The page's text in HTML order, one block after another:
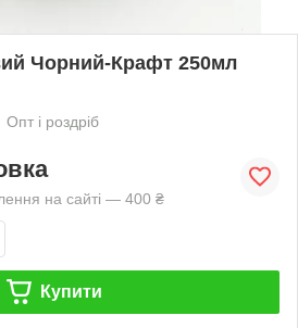
Чорний-Крафт 250мл
Опт і роздріб
на сайті — 400 ₴
Купити